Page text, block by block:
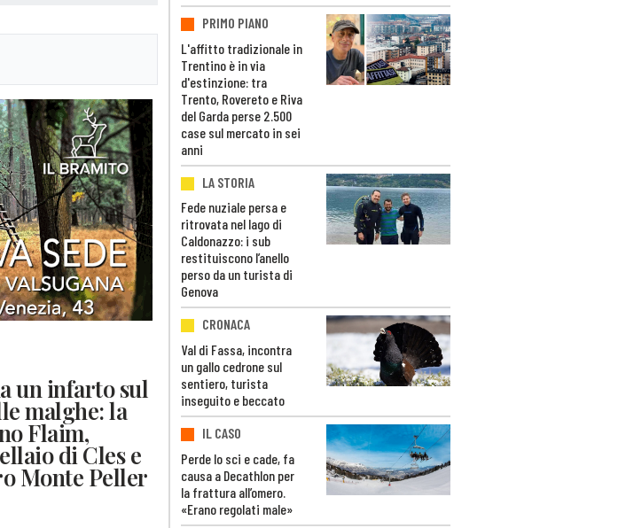
un infarto sul
malghe: la
Flaim,
di Cles e
Monte Peller
PRIMO PIANO
L'affitto tradizionale in
Trentino è in via
d'estinzione: tra
Trento, Rovereto e Riva
del Garda perse 2.500
case sul mercato in sei
anni
LA STORIA
Fede nuziale persa e
ritrovata nel lago di
Caldonazzo: i sub
restituiscono l’anello
perso da un turista di
Genova
CRONACA
Val di Fassa, incontra
un gallo cedrone sul
sentiero, turista
inseguito e beccato
IL CASO
Perde lo sci e cade, fa
causa a Decathlon per
la frattura all’omero.
«Erano regolati male»